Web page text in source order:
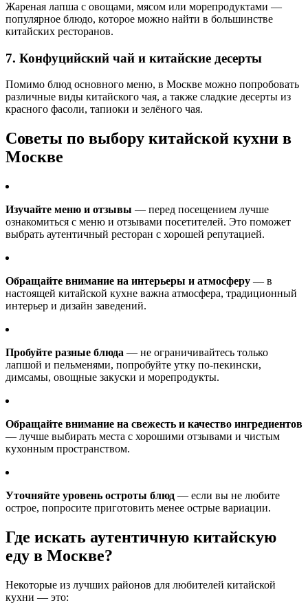
Жареная лапша с овощами, мясом или морепродуктами —
популярное блюдо, которое можно найти в большинстве
китайских ресторанов.
7. Конфуцийский чай и китайские десерты
Помимо блюд основного меню, в Москве можно попробовать
различные виды китайского чая, а также сладкие десерты из
красного фасоли, тапиоки и зелёного чая.
Советы по выбору китайской кухни в
Москве
Изучайте меню и отзывы — перед посещением лучше
ознакомиться с меню и отзывами посетителей. Это поможет
выбрать аутентичный ресторан с хорошей репутацией.
Обращайте внимание на интерьеры и атмосферу — в
настоящей китайской кухне важна атмосфера, традиционный
интерьер и дизайн заведений.
Пробуйте разные блюда — не ограничивайтесь только
лапшой и пельменями, попробуйте утку по-пекински,
димсамы, овощные закуски и морепродукты.
Обращайте внимание на свежесть и качество ингредиентов
— лучше выбирать места с хорошими отзывами и чистым
кухонным пространством.
Уточняйте уровень остроты блюд — если вы не любите
острое, попросите приготовить менее острые вариации.
Где искать аутентичную китайскую
еду в Москве?
Некоторые из лучших районов для любителей китайской
кухни — это: